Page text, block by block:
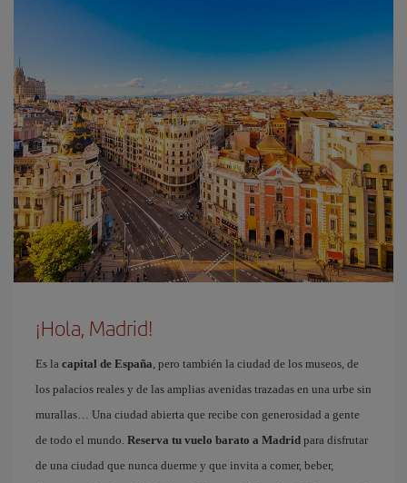
¡Hola, Madrid!
Es la capital de España, pero también la ciudad de los museos, de
los palacios reales y de las amplias avenidas trazadas en una urbe sin
murallas… Una ciudad abierta que recibe con generosidad a gente
de todo el mundo. Reserva tu vuelo barato a Madrid para disfrutar
de una ciudad que nunca duerme y que invita a comer, beber,